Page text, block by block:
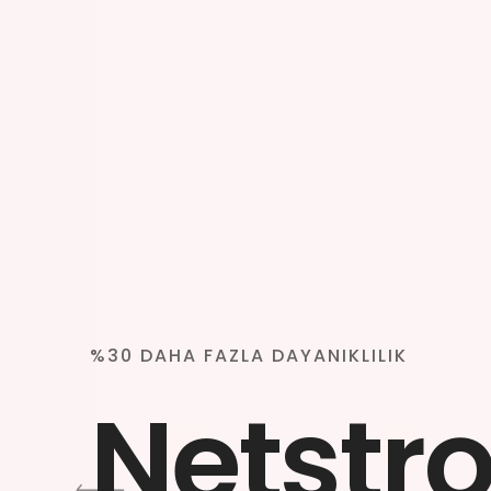
%30 DAHA FAZLA DAYANIKLILIK